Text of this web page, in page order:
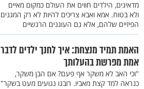
מדאיגים, הילדים חווים את העולם כמקום מאיים
ולא בטוח. אמא ואבא צריכים להיות לא רק המגנים
הפיזיים שלהם, אלא גם העוגנים הרגשיים
האמת תמיד מנצחת: איך לחנך ילדים לדבר
אמת מפרשת בהעלותך
"וכי האב לא משקר אף פעם? אם הבן משקר,
כנראה למד קצת מאביו. רובנו נגועים מעט בשקר"